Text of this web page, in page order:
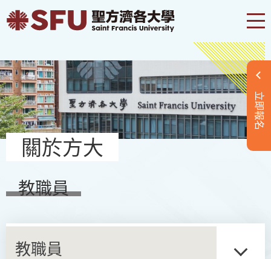
立即報名
關於方大
教職員
教職員